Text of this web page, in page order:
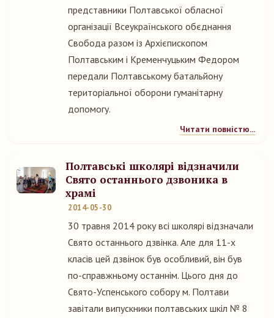
представники Полтавської обласної
організації Всеукраїнського обєднання
Свобода разом із Архієпископом
Полтавським і Кременчуцьким Федором
передали Полтавському батальйону
територіальної оборони гуманітарну
допомогу.
Читати повністю...
Полтавські школярі відзначили
Свято останнього дзвоника в
храмі
2014-05-30
30 травня 2014 року всі школярі відзначали
Свято останнього дзвінка. Але для 11-х
класів цей дзвінок був особливий, він був
по-справжньому останнім. Цього дня до
Свято-Успенського собору м. Полтави
завітали випускники полтавських шкіл № 8